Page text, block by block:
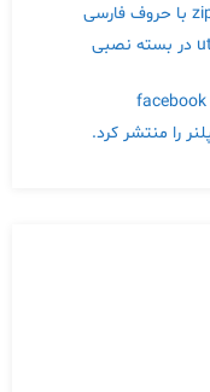
رفع خطای utf8_general_ci: Fail در بسته نصبی